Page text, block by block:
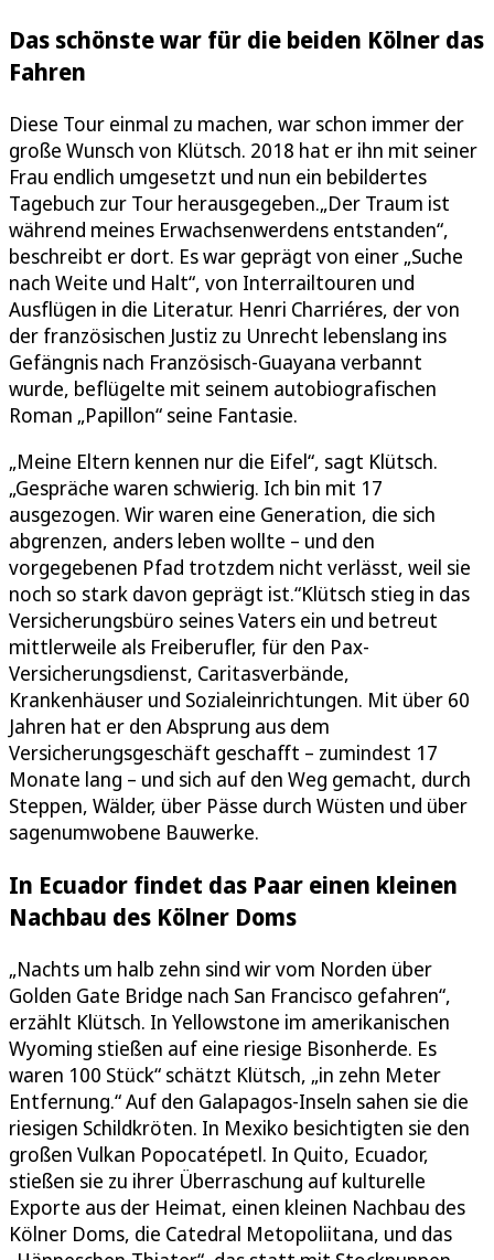
Das schönste war für die beiden Kölner das
Fahren
Diese Tour einmal zu machen, war schon immer der
große Wunsch von Klütsch. 2018 hat er ihn mit seiner
Frau endlich umgesetzt und nun ein bebildertes
Tagebuch zur Tour herausgegeben.„Der Traum ist
während meines Erwachsenwerdens entstanden“,
beschreibt er dort. Es war geprägt von einer „Suche
nach Weite und Halt“, von Interrailtouren und
Ausflügen in die Literatur. Henri Charriéres, der von
der französischen Justiz zu Unrecht lebenslang ins
Gefängnis nach Französisch-Guayana verbannt
wurde, beflügelte mit seinem autobiografischen
Roman „Papillon“ seine Fantasie.
„Meine Eltern kennen nur die Eifel“, sagt Klütsch.
„Gespräche waren schwierig. Ich bin mit 17
ausgezogen. Wir waren eine Generation, die sich
abgrenzen, anders leben wollte – und den
vorgegebenen Pfad trotzdem nicht verlässt, weil sie
noch so stark davon geprägt ist.“Klütsch stieg in das
Versicherungsbüro seines Vaters ein und betreut
mittlerweile als Freiberufler, für den Pax-
Versicherungsdienst, Caritasverbände,
Krankenhäuser und Sozialeinrichtungen. Mit über 60
Jahren hat er den Absprung aus dem
Versicherungsgeschäft geschafft – zumindest 17
Monate lang – und sich auf den Weg gemacht, durch
Steppen, Wälder, über Pässe durch Wüsten und über
sagenumwobene Bauwerke.
In Ecuador findet das Paar einen kleinen
Nachbau des Kölner Doms
„Nachts um halb zehn sind wir vom Norden über
Golden Gate Bridge nach San Francisco gefahren“,
erzählt Klütsch. In Yellowstone im amerikanischen
Wyoming stießen auf eine riesige Bisonherde. Es
waren 100 Stück“ schätzt Klütsch, „in zehn Meter
Entfernung.“ Auf den Galapagos-Inseln sahen sie die
riesigen Schildkröten. In Mexiko besichtigten sie den
großen Vulkan Popocatépetl. In Quito, Ecuador,
stießen sie zu ihrer Überraschung auf kulturelle
Exporte aus der Heimat, einen kleinen Nachbau des
Kölner Doms, die Catedral Metopoliitana, und das